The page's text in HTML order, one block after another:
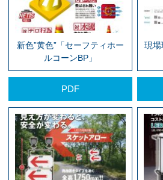
新色”黄色”「セーフティホー
ルコーンBP」
PDF
現場